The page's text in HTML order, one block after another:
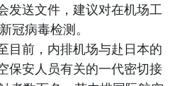
发送文件，建议对在机场工
冠病毒检测。
目前，内排机场与赴日本的
保安人员有关的一代密切接